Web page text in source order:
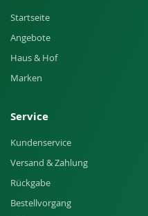
Startseite
Angebote
Haus & Hof
Marken
Service
Kundenservice
Versand & Zahlung
Rückgabe
Bestellvorgang